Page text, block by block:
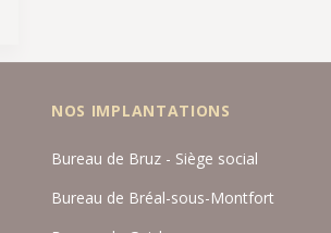
NOS IMPLANTATIONS
Bureau de Bruz - Siège social
Bureau de Bréal-sous-Montfort